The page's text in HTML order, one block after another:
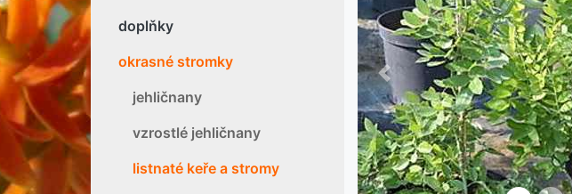
doplňky
okrasné stromky
jehličnany
vzrostlé jehličnany
listnaté keře a stromy
Předchozí